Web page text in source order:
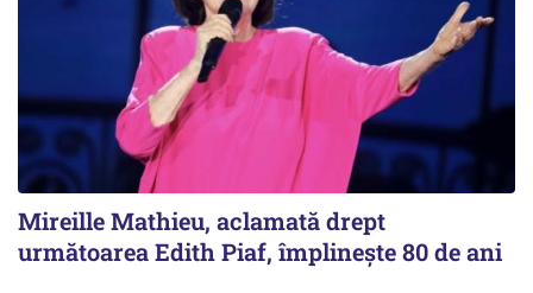
Mireille Mathieu, aclamată drept
următoarea Edith Piaf, împlinește 80 de ani